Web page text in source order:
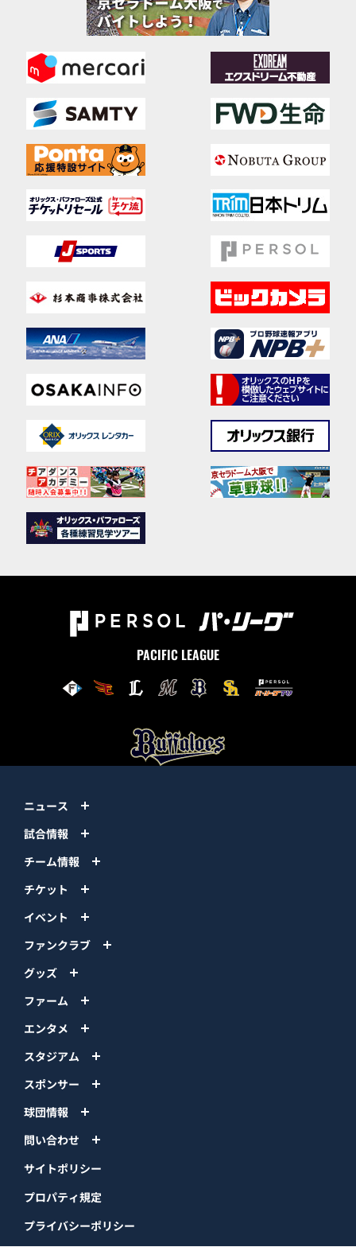
PACIFIC LEAGUE
ニュース
試合情報
チーム情報
チケット
イベント
ファンクラブ
グッズ
ファーム
エンタメ
スタジアム
スポンサー
球団情報
問い合わせ
サイトポリシー
プロパティ規定
プライバシーポリシー